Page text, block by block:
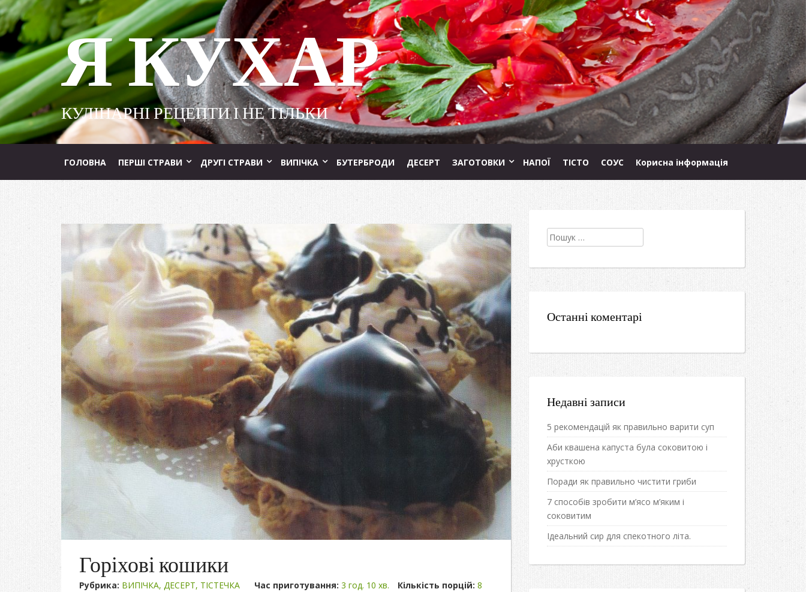
Я КУХАР
КУЛІНАРНІ РЕЦЕПТИ І НЕ ТІЛЬКИ
ГОЛОВНА ПЕРШІ СТРАВИ ДРУГІ СТРАВИ ВИПІЧКА БУТЕРБРОДИ ДЕСЕРТ ЗАГОТОВКИ НАПОЇ ТІСТО СОУС Корисна інформація
Горіхові кошики
Рубрика: ВИПІЧКА, ДЕСЕРТ, ТІСТЕЧКА Час приготування: 3 год. 10 хв. Кількість порцій: 8
Пошук:
Останні коментарі
Недавні записи
5 рекомендацій як правильно варити суп
Аби квашена капуста була соковитою і
хрусткою
Поради як правильно чистити гриби
7 способів зробити м’ясо м’яким і
соковитим
Ідеальний сир для спекотного літа.